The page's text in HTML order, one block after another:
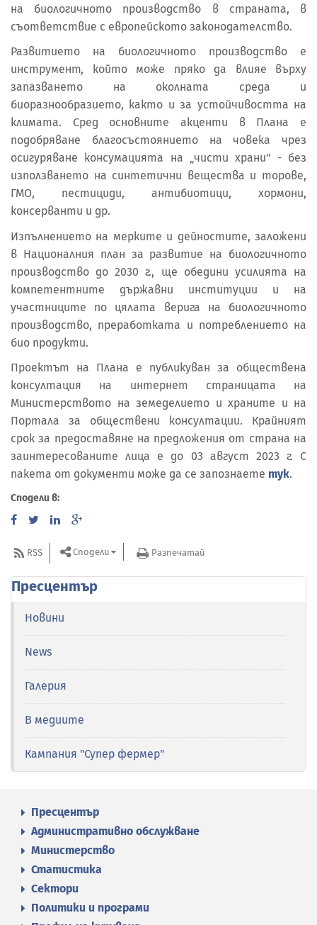
на биологичното производство в страната, в
съответствие с европейското законодателство.
Развитието на биологичното производство е
инструмент, който може пряко да влияе върху
запазването на околната среда и
биоразнообразието, както и за устойчивостта на
климата. Сред основните акценти в Плана е
подобряване благосъстоянието на човека чрез
осигуряване консумацията на „чисти храни" - без
използването на синтетични вещества и торове,
ГМО, пестициди, антибиотици, хормони,
консерванти и др.
Изпълнението на мерките и дейностите, заложени
в Националния план за развитие на биологичното
производство до 2030 г., ще обедини усилията на
компетентните държавни институции и на
участниците по цялата верига на биологичното
производство, преработката и потреблението на
био продукти.
Проектът на Плана е публикуван за обществена
консултация на интернет страницата на
Министерството на земеделието и храните и на
Портала за обществени консултации. Крайният
срок за предоставяне на предложения от страна на
заинтересованите лица е до 03 август 2023 г. С
пакета от документи може да се запознаете тук.
Сподели в:
RSS Сподели Разпечатай
Пресцентър
Новини
News
Галерия
В медиите
Кампания "Супер фермер"
Пресцентър
Административно обслужване
Министерство
Статистика
Сектори
Политики и програми